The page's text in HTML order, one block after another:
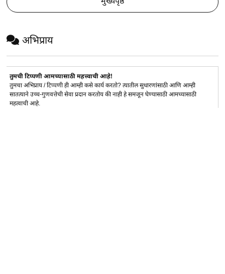
अभिप्राय
तुमची टिप्पणी आमच्यासाठी महत्त्वाची आहे!
तुमचा अभिप्राय / टिप्पणी ही आम्ही कसे कार्य करतो? त्यातील सुधारणांसाठी आणि आम्ही
सातत्याने उच्च-गुणवत्तेची सेवा प्रदान करतोय की नाही हे समजून घेण्यासाठी आमच्यासाठी
महत्वाची आहे.